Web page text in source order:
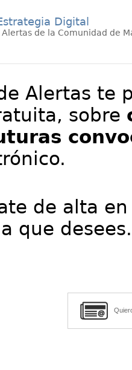
Digital
de la Comunidad de
Alertas te
sobre
de alta
que desees.